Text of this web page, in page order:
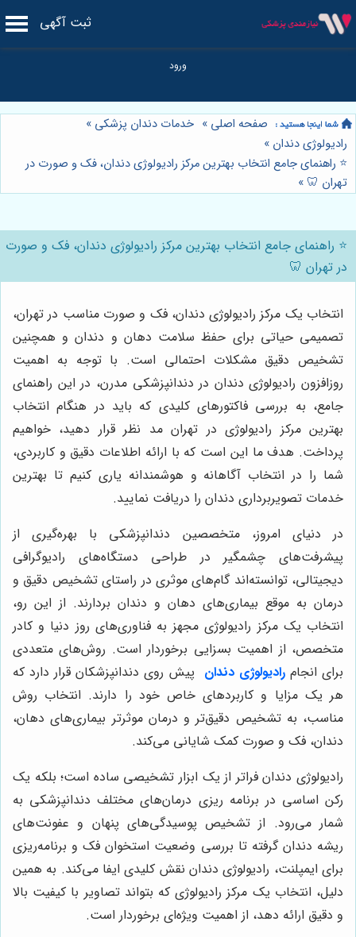
ثبت آگهی
صفحه اصلی » خدمات دندان پزشکی »
رادیولوژی دندان »
⭐️ راهنمای جامع انتخاب بهترین مرکز رادیولوژی دندان، فک و صورت در
تهران 🦷 »
⭐️ راهنمای جامع انتخاب بهترین مرکز رادیولوژی دندان، فک و صورت
در تهران 🦷
انتخاب یک مرکز رادیولوژی دندان، فک و صورت مناسب در تهران،
تصمیمی حیاتی برای حفظ سلامت دهان و دندان و همچنین
تشخیص دقیق مشکلات احتمالی است. با توجه به اهمیت
روزافزون رادیولوژی دندان در دندانپزشکی مدرن، در این راهنمای
جامع، به بررسی فاکتورهای کلیدی که باید در هنگام انتخاب
بهترین مرکز رادیولوژی در تهران مد نظر قرار دهید، خواهیم
پرداخت. هدف ما این است که با ارائه اطلاعات دقیق و کاربردی،
شما را در انتخاب آگاهانه و هوشمندانه یاری کنیم تا بهترین
خدمات تصویربرداری دندان را دریافت نمایید.
در دنیای امروز، متخصصین دندانپزشکی با بهره‌گیری از
پیشرفت‌های چشمگیر در طراحی دستگاه‌های رادیوگرافی
دیجیتالی، توانسته‌اند گام‌های موثری در راستای تشخیص دقیق و
درمان به موقع بیماری‌های دهان و دندان بردارند. از این رو،
انتخاب یک مرکز رادیولوژی مجهز به فناوری‌های روز دنیا و کادر
متخصص، از اهمیت بسزایی برخوردار است. روش‌های متعددی
برای انجامرادیولوژی دندان پیش روی دندانپزشکان قرار دارد که
هر یک مزایا و کاربردهای خاص خود را دارند. انتخاب روش
مناسب، به تشخیص دقیق‌تر و درمان موثرتر بیماری‌های دهان،
دندان، فک و صورت کمک شایانی می‌کند.
رادیولوژی دندان فراتر از یک ابزار تشخیصی ساده است؛ بلکه یک
رکن اساسی در برنامه ریزی درمان‌های مختلف دندانپزشکی به
شمار می‌رود. از تشخیص پوسیدگی‌های پنهان و عفونت‌های
ریشه دندان گرفته تا بررسی وضعیت استخوان فک و برنامه‌ریزی
برای ایمپلنت، رادیولوژی دندان نقش کلیدی ایفا می‌کند. به همین
دلیل، انتخاب یک مرکز رادیولوژی که بتواند تصاویر با کیفیت بالا
و دقیق ارائه دهد، از اهمیت ویژه‌ای برخوردار است.